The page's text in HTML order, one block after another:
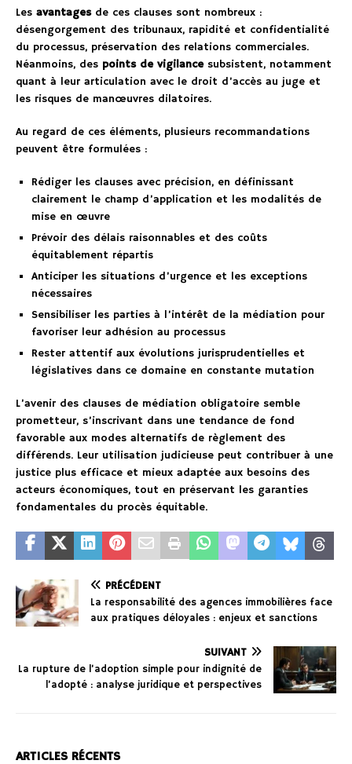
Les avantagesde ces clauses sont nombreux :
désengorgement des tribunaux, rapidité et confidentialité
du processus, préservation des relations commerciales.
Néanmoins, des points de vigilancesubsistent, notamment
quant à leur articulation avec le droit d’accès au juge et
les risques de manœuvres dilatoires.
Au regard de ces éléments, plusieurs recommandations
peuvent être formulées :
Rédiger les clauses avec précision, en définissant
clairement le champ d’application et les modalités de
mise en œuvre
Prévoir des délais raisonnables et des coûts
équitablement répartis
Anticiper les situations d’urgence et les exceptions
nécessaires
Sensibiliser les parties à l’intérêt de la médiation pour
favoriser leur adhésion au processus
Rester attentif aux évolutions jurisprudentielles et
législatives dans ce domaine en constante mutation
L’avenir des clauses de médiation obligatoire semble
prometteur, s’inscrivant dans une tendance de fond
favorable aux modes alternatifs de règlement des
différends. Leur utilisation judicieuse peut contribuer à une
justice plus efficace et mieux adaptée aux besoins des
acteurs économiques, tout en préservant les garanties
fondamentales du procès équitable.
PRÉCÉDENT
La responsabilité des agences immobilières face
aux pratiques déloyales : enjeux et sanctions
SUIVANT
La rupture de l’adoption simple pour indignité de
l’adopté : analyse juridique et perspectives
ARTICLES RÉCENTS